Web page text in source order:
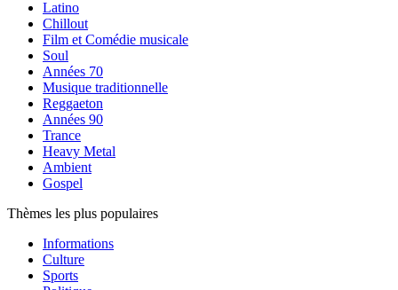
Latino
Chillout
Film et Comédie musicale
Soul
Années 70
Musique traditionnelle
Reggaeton
Années 90
Trance
Heavy Metal
Ambient
Gospel
Thèmes les plus populaires
Informations
Culture
Sports